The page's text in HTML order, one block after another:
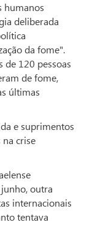
humanos
deliberada
da fome".
de 120 pessoas
de fome,
últimas
e suprimentos
na crise
outra
internacionais
tentava